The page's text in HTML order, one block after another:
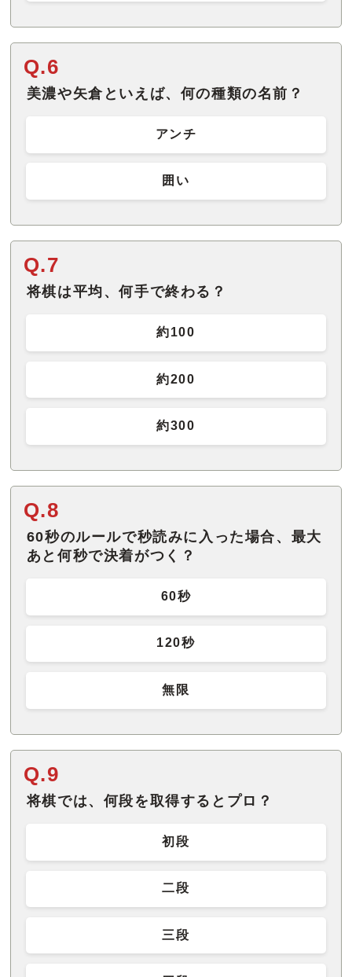
Q.6
美濃や矢倉といえば、何の種類の名前？
アンチ
囲い
Q.7
将棋は平均、何手で終わる？
約100
約200
約300
Q.8
60秒のルールで秒読みに入った場合、最大
あと何秒で決着がつく？
60秒
120秒
無限
Q.9
将棋では、何段を取得するとプロ？
初段
二段
三段